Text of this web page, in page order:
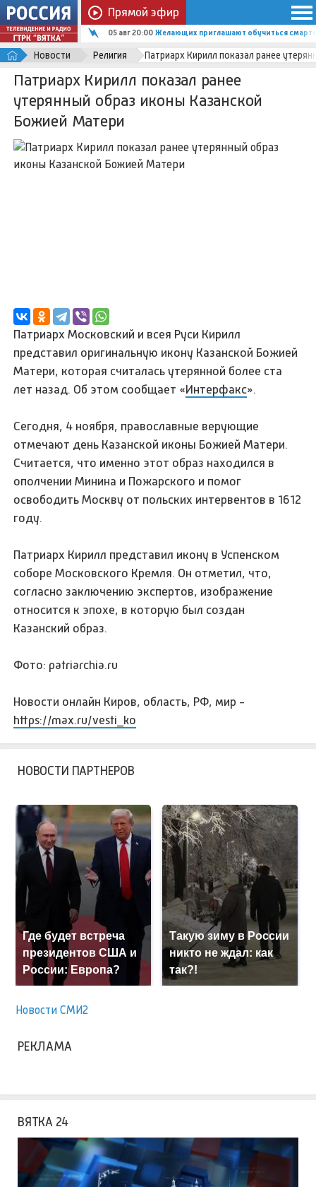
Прямой эфир
05 авг 20:00 Желающих приглашают обучиться
Новости Религия Патриарх Кирилл показал ранее
Патриарх Кирилл показал ранее
утерянный образ иконы Казанской
Божией Матери
Патриарх Московский и всея Руси Кирилл
представил оригинальную икону Казанской Божией
Матери, которая считалась утерянной более ста
лет назад. Об этом сообщает «Интерфакс».
Сегодня, 4 ноября, православные верующие
отмечают день Казанской иконы Божией Матери.
Считается, что именно этот образ находился в
ополчении Минина и Пожарского и помог
освободить Москву от польских интервентов в 1612
году.
Патриарх Кирилл представил икону в Успенском
соборе Московского Кремля. Он отметил, что,
согласно заключению экспертов, изображение
относится к эпохе, в которую был создан
Казанский образ.
Фото: patriarchia.ru
Новости онлайн Киров, область, РФ, мир -
https://max.ru/vesti_ko
НОВОСТИ ПАРТНЕРОВ
Где будет встреча
президентов США и
России: Европа?
Такую зиму в России
никто не ждал: как
так?!
Новости СМИ2
РЕКЛАМА
ВЯТКА 24